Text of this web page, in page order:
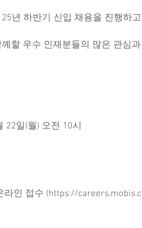
년 하반기 신입 채용을 진행하
할 우수 인재분들의 많은 관심
22일(월) 오전 10시
라인 접수 (https://